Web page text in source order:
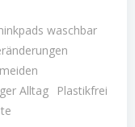
waschbar
Alltag
Plastikfrei